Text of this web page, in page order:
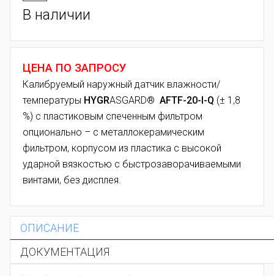
В наличии
ЦЕНА ПО ЗАПРОСУ
Калибруемый наружный датчик влажности/
температуры HYGRASGARD® AFTF-20-I-Q (± 1,8
%) с пластиковым спеченным фильтром
опционально – с металлокерамическим
фильтром, корпусом из пластика с высокой
ударной вязкостью с быстрозаворачиваемыми
винтами, без дисплея.
ОПИСАНИЕ
ДОКУМЕНТАЦИЯ